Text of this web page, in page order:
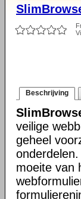
Beschrijving
veilige
geheel
moeite van